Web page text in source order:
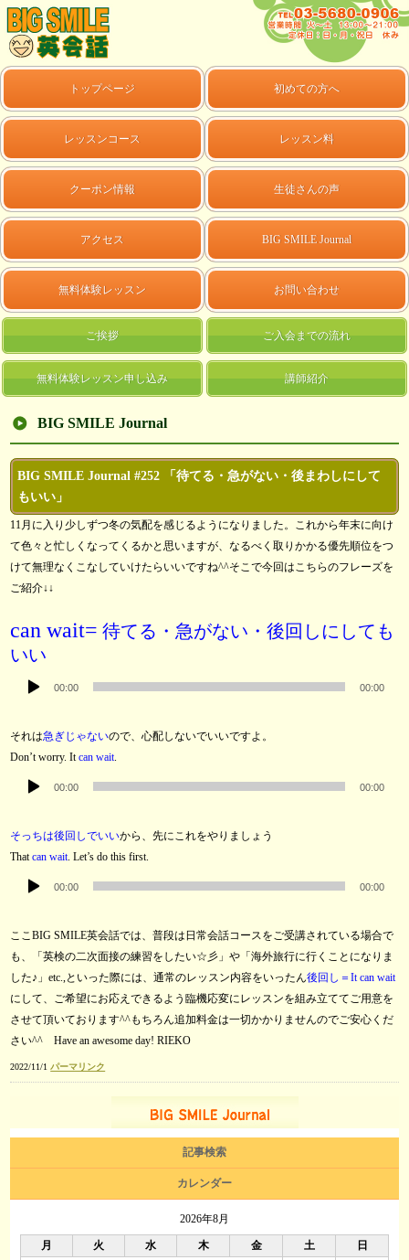
トップページ 初めての方へ
レッスンコース レッスン料
クーポン情報 生徒さんの声
アクセス BIG SMILE Journal
無料体験レッスン お問い合わせ
ご挨拶 ご入会までの流れ
無料体験レッスン申し込み 講師紹介
BIG SMILE Journal
BIG SMILE Journal #252 「待てる・急がない・後まわしにして
もいい」
11月に入り少しずつ冬の気配を感じるようになりました。これから年末に向け
て色々と忙しくなってくるかと思いますが、なるべく取りかかる優先順位をつ
けて無理なくこなしていけたらいいですね^^そこで今回はこちらのフレーズを
ご紹介↓↓
can wait= 待てる・急がない・後回しにしても
いい
レ
ー
00:00 00:00
それは急ぎじゃないので、心配しないでいいですよ。
Don’t worry. Itcan wait.
レ
ー
00:00 00:00
そっちは後回しでいいから、先にこれをやりましょう
Thatcan wait. Let’s do this first.
レ
ー
ヤ
ー
00:00 00:00
ここBIG SMILE英会話では、普段は日常会話コースをご受講されている場合で
も、「英検の二次面接の練習をしたい☆彡」や「海外旅行に行くことになりま
した♪」etc.,といった際には、通常のレッスン内容をいったん後回し＝It can wait
にして、ご希望にお応えできるよう臨機応変にレッスンを組み立ててご用意を
させて頂いております^^もちろん追加料金は一切かかりませんのでご安心くだ
さい^^ Have an awesome day! RIEKO
2022/11/1 パーマリンク
記事検索
カレンダー
2026年8月
月 火 水 木 金 土
日